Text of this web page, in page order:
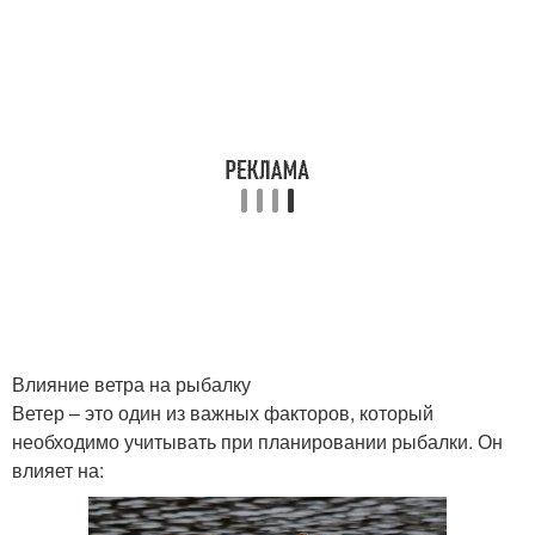
Влияние ветра на рыбалку
Ветер – это один из важных факторов, который
необходимо учитывать при планировании рыбалки. Он
влияет на: